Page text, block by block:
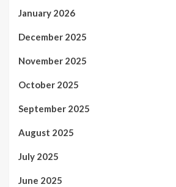
January 2026
December 2025
November 2025
October 2025
September 2025
August 2025
July 2025
June 2025